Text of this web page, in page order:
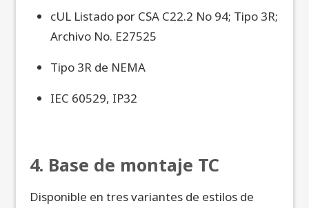
cUL Listado por CSA C22.2 No 94; Tipo 3R;
Archivo No. E27525
Tipo 3R de NEMA
IEC 60529, IP32
4. Base de montaje TC
Disponible en tres variantes de estilos de